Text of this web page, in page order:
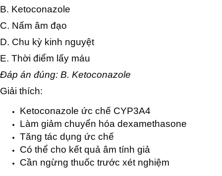
B. Ketoconazole
C. Nấm âm đạo
D. Chu kỳ kinh nguyệt
E. Thời điểm lấy máu
Đáp án đúng: B. Ketoconazole
Giải thích:
Ketoconazole ức chế CYP3A4
Làm giảm chuyển hóa dexamethasone
Tăng tác dụng ức chế
Có thể cho kết quả âm tính giả
Cần ngừng thuốc trước xét nghiệm